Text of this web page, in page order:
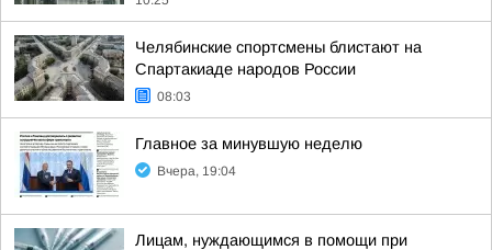
Челябинские спортсмены блистают на
Спартакиаде народов России
08:03
Главное за минувшую неделю
Вчера, 19:04
Лицам, нуждающимся в помощи при